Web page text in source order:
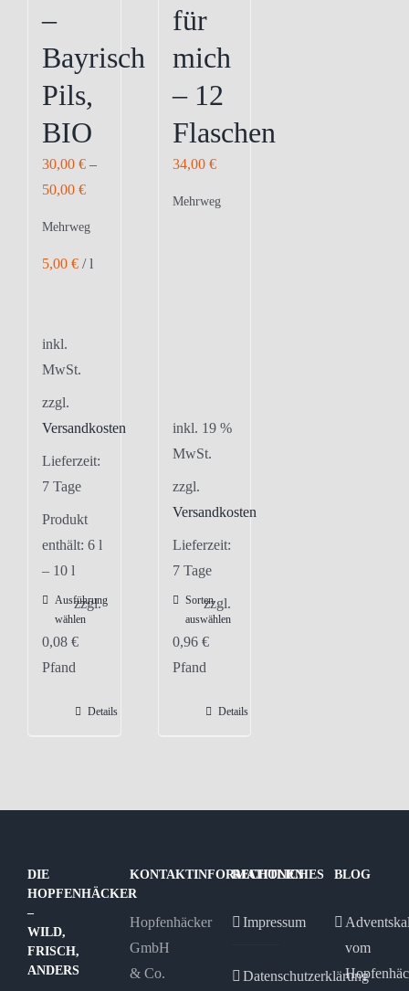
–
Bayrisch
Pils,
BIO
30,00 € –
50,00 €
Mehrweg
5,00 € /l
inkl.
MwSt.
zzgl.
Versandkosten
Lieferzeit:
7 Tage
Produkt
enthält: 6 l
– 10 l
Ausführung
wählen
Dieses
Produkt
Varianten
können
Produktseite
zzgl.
0,08 €
Pfand
Details
für
mich
– 12
Flaschen
34,00 €
Mehrweg
inkl. 19 %
MwSt.
zzgl.
Versandkosten
Lieferzeit:
7 Tage
Sorten
auswählen
zzgl.
0,96 €
Pfand
Details
DIE
HOPFENHÄCKER
–
WILD,
FRISCH,
ANDERS
KONTAKTINFORMATIONEN
Hopfenhäcker
GmbH
& Co.
RECHTLICHES
Impressum
Datenschutzerklärung
BLOG
vom